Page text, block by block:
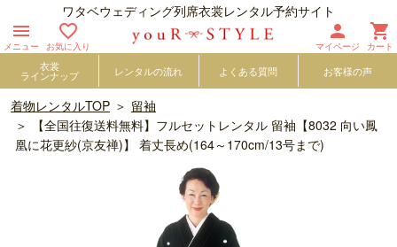
ワタベウェディング列席衣裳レンタル予約サイト

メニュー

お気に入り

マイページ

カート
衣裳
ラインナップ レンタルの流れ よくある質問 お客様の声
着物レンタルTOP
留袖
【全国往復送料無料】フルセットレンタル 留袖【8032 向い鳳
凰に花更紗(京友禅)】 着丈長め(164～170cm/13号まで)